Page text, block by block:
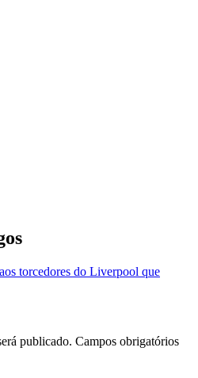
torcedores do Liverpool que
publicado. Campos obrigatórios